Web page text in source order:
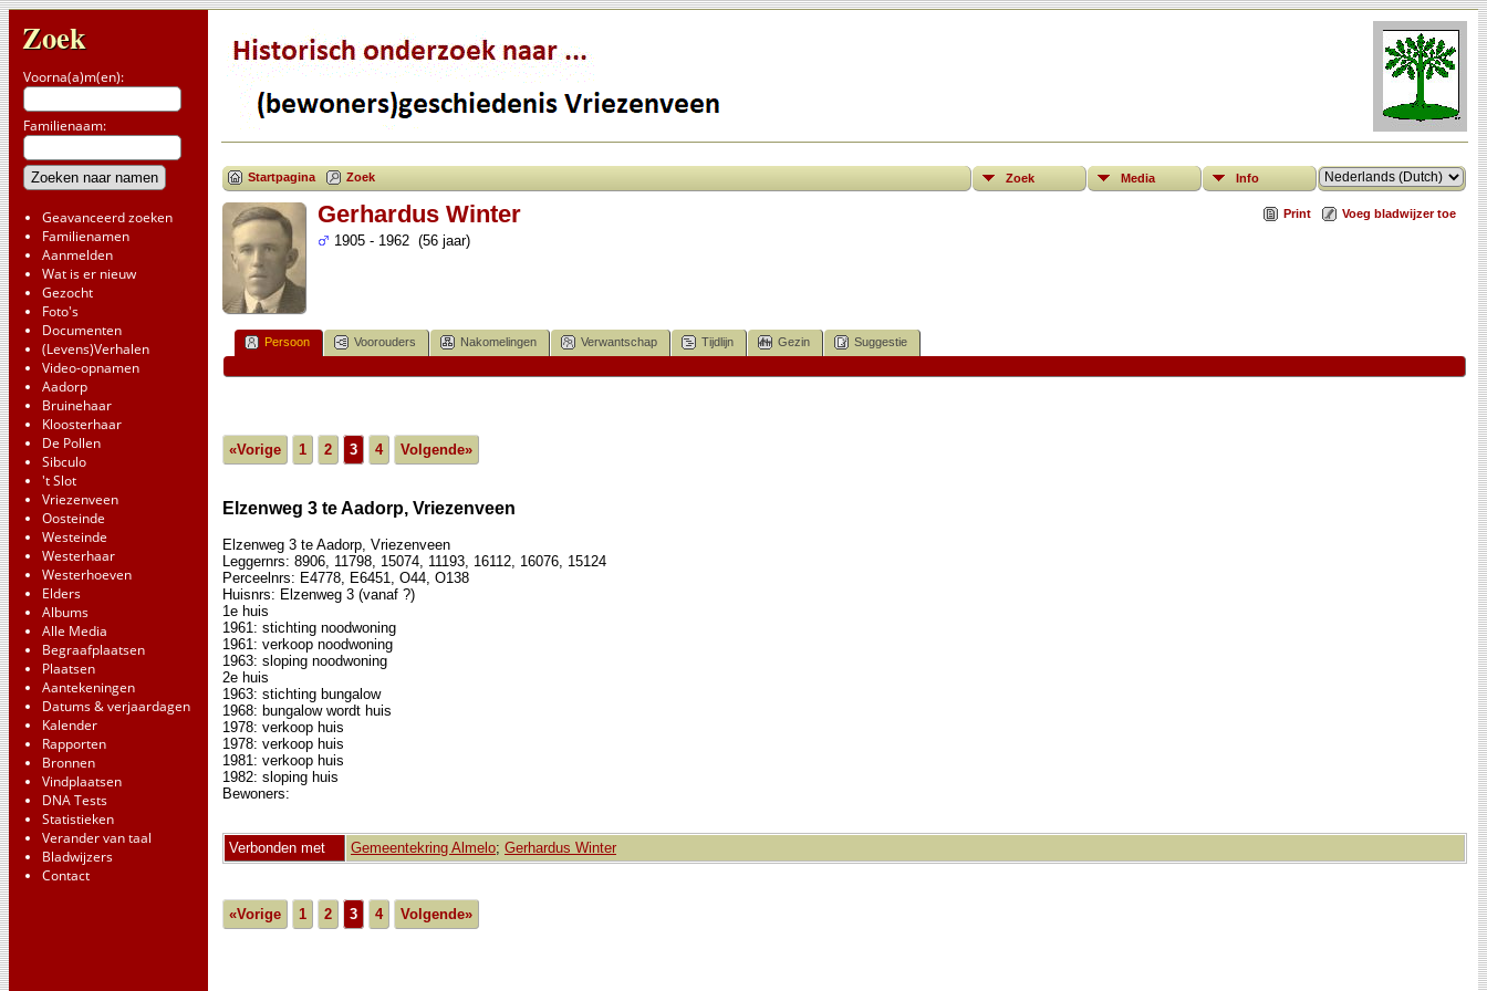
Zoek
Voorna(a)m(en):
Familienaam:
Geavanceerd zoeken
Familienamen
Aanmelden
Wat is er nieuw
Gezocht
Foto's
Documenten
(Levens)Verhalen
Video-opnamen
Aadorp
Bruinehaar
Kloosterhaar
De Pollen
Sibculo
't Slot
Vriezenveen
Oosteinde
Westeinde
Westerhaar
Westerhoeven
Elders
Albums
Alle Media
Begraafplaatsen
Plaatsen
Aantekeningen
Datums & verjaardagen
Kalender
Rapporten
Bronnen
Vindplaatsen
DNA Tests
Statistieken
Verander van taal
Bladwijzers
Contact
Startpagina Zoek Zoek Media Info
Print Voeg bladwijzer toe
Gerhardus Winter
1905 - 1962 (56 jaar)
Persoon Voorouders Nakomelingen Verwantschap Tijdlijn Gezin Suggestie
«Vorige 1 2 3 4 Volgende»
Elzenweg 3 te Aadorp, Vriezenveen
Elzenweg 3 te Aadorp, Vriezenveen
Leggernrs: 8906, 11798, 15074, 11193, 16112, 16076, 15124
Perceelnrs: E4778, E6451, O44, O138
Huisnrs: Elzenweg 3 (vanaf ?)
1e huis
1961: stichting noodwoning
1961: verkoop noodwoning
1963: sloping noodwoning
2e huis
1963: stichting bungalow
1968: bungalow wordt huis
1978: verkoop huis
1978: verkoop huis
1981: verkoop huis
1982: sloping huis
Bewoners:
Verbonden met Gemeentekring Almelo; Gerhardus Winter
«Vorige 1 2 3 4 Volgende»